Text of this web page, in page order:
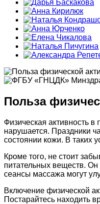
Польза
Физическая активность
нарушается. Праздники
состоянии кожи. В таких
Кроме того, не стоит
питательных веществ.
сеансы массажа могут
Включение физической
Постарайтесь находить